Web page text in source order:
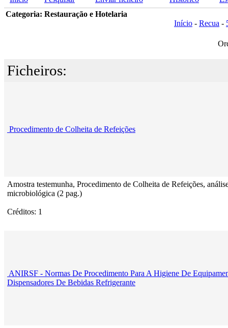
Categoria: Restauração e Hotelaria
Início - Recua -
Ficheiros:
Procedimento de Colheita de Refeições
Amostra testemunha, Procedimento de Colheita de Refeições,
microbiológica (2 pag.)
Créditos: 1
ANIRSF - Normas De Procedimento Para A Higiene De
Dispensadores De Bebidas Refrigerante